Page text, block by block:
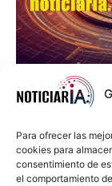
Para ofrecer las
cookies para
consentimiento de
el comportamiento